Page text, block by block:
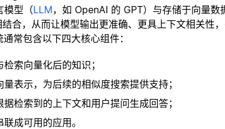
模型（LLM，如 OpenAI 的 GPT）与存储于向量数
合，从而让模型输出更准确、更具上下文相关性
常包含以下四大核心组件：
索向量化后的知识；
表示，为后续的相似度搜索提供支持；
检索到的上下文和用户提问生成回答；
成可用的应用。